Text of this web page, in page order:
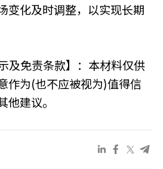
变化及时调整，以实现长期
及免责条款】：本材料仅供
作为(也不应被视为)值得信
他建议。